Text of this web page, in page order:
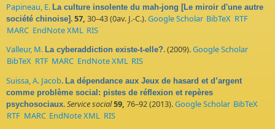
Papineau, E. La culture insolente du mah-jong [Le miroir d'une autre
société chinoise].57, 30–43 (0av. J.-C.).Google Scholar BibTeX RTF
MARC EndNote XML RIS
Valleur, M. La cyberaddiction existe-t-elle?. (2009).Google Scholar
BibTeX RTF MARC EndNote XML RIS
Suissa, A. Jacob. La dépendance aux Jeux de hasard et d’argent
comme problème social: pistes de réflexion et repères
psychosociaux.Service social59, 76–92 (2013).Google Scholar BibTeX
RTF MARC EndNote XML RIS